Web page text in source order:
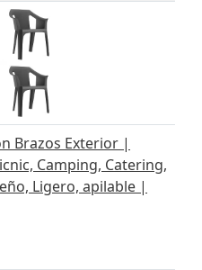
Brazos Exterior |
Camping, Catering,
Ligero, apilable |